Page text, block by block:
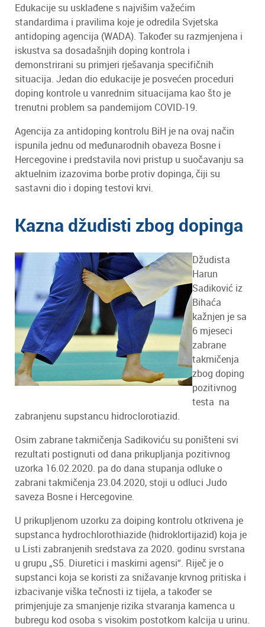
Edukacije su usklađene s najvišim važećim
standardima i pravilima koje je odredila Svjetska
antidoping agencija (WADA). Također su razmjenjena i
iskustva sa dosadašnjih doping kontrola i
demonstrirani su primjeri rješavanja specifičnih
situacija. Jedan dio edukacije je posvećen proceduri
doping kontrole u vanrednim situacijama kao što je
trenutni problem sa pandemijom COVID-19.
Agencija za antidoping kontrolu BiH je na ovaj način
ispunila jednu od međunarodnih obaveza Bosne i
Hercegovine i predstavila novi pristup u suočavanju sa
aktuelnim izazovima borbe protiv dopinga, čiji su
sastavni dio i doping testovi krvi.
Kazna džudisti zbog dopinga
Džudista
Harun
Sadiković iz
Bihaća
kažnjen je sa
6 mjeseci
zabrane
takmičenja
zbog doping
pozitivnog
testa na
zabranjenu supstancu hidroclorotiazid.
Osim zabrane takmičenja Sadikoviću su poništeni svi
rezultati postignuti od dana prikupljanja pozitivnog
uzorka 16.02.2020. pa do dana stupanja odluke o
zabrani takmičenja 23.04.2020, stoji u odluci Judo
saveza Bosne i Hercegovine.
U prikupljenom uzorku za doiping kontrolu otkrivena je
supstanca hydrochlorothiazide (hidroklortijazid) koja je
u Listi zabranjenih sredstava za 2020. godinu svrstana
u grupu „S5. Diuretici i maskirni agensi“. Riječ je o
supstanci koja se koristi za snižavanje krvnog pritiska i
izbacivanje viška tečnosti iz tijela, a također se
primjenjuje za smanjenje rizika stvaranja kamenca u
bubregu kod osoba s visokim postotkom kalcija u urinu.